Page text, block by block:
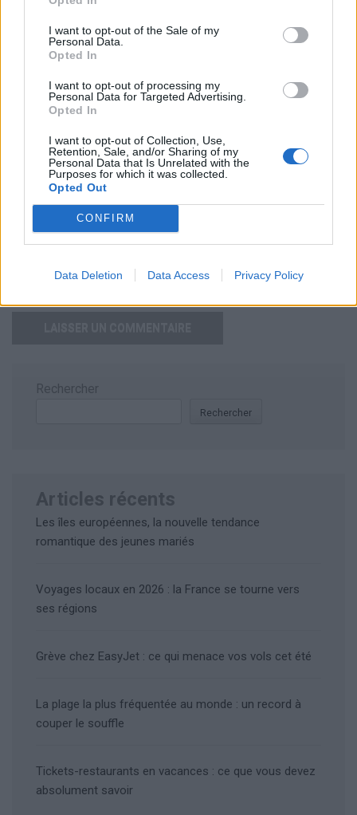
I want to opt-out of the Sale of my
Personal Data.
Opted In
I want to opt-out of processing my
Personal Data for Targeted Advertising.
Opted In
I want to opt-out of Collection, Use,
Retention, Sale, and/or Sharing of my
Personal Data that Is Unrelated with the
Purposes for which it was collected.
Opted Out
CONFIRM
Data Deletion Data Access Privacy Policy
Enregistrer mon nom, mon e-mail et mon site dans le
Rechercher
Rechercher
Articles récents
Les îles européennes, la nouvelle tendance
romantique des jeunes mariés
Voyages locaux en 2026 : la France se tourne vers
ses régions
Grève chez EasyJet : ce qui menace vos vols cet été
La plage la plus fréquentée au monde : un record à
couper le souffle
Tickets-restaurants en vacances : ce que vous devez
absolument savoir